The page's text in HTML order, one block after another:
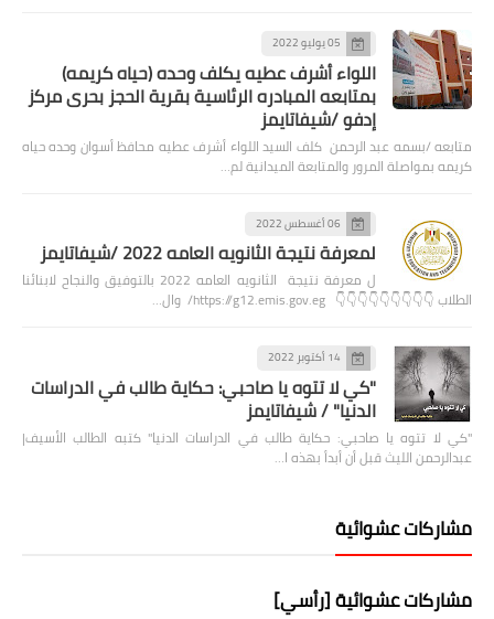
05 يوليو 2022
اللواء أشرف عطيه يكلف وحده (حياه كريمه)
بمتابعه المبادره الرئاسية بقرية الحجز بحرى مركز
إدفو /شيفاتايمز
متابعه /بسمه عبد الرحمن كلف السيد اللواء أشرف عطيه محافظ أسوان وحده حياه
كريمه بمواصلة المرور والمتابعة الميدانية لم…
06 أغسطس 2022
لمعرفة نتيجة الثانويه العامه 2022 /شيفاتايمز
ل معرفة نتيجة الثانويه العامه 2022 بالتوفيق والنجاح لابنائنا
الطلاب 👇👇👇👇👇👇👇👇👇 https://g12.emis.gov.eg/ وال…
14 أكتوبر 2022
"كي لا تتوه يا صاحبي: حكاية طالب في الدراسات
الدنيا" / شيفاتايمز
"كي لا تتوه يا صاحبي: حكاية طالب في الدراسات الدنيا" كتبه الطالب الأسيف|
عبدالرحمن الليث قبل أن أبدأ بهذه ا…
مشاركات عشوائية
مشاركات عشوائية [رأسي]